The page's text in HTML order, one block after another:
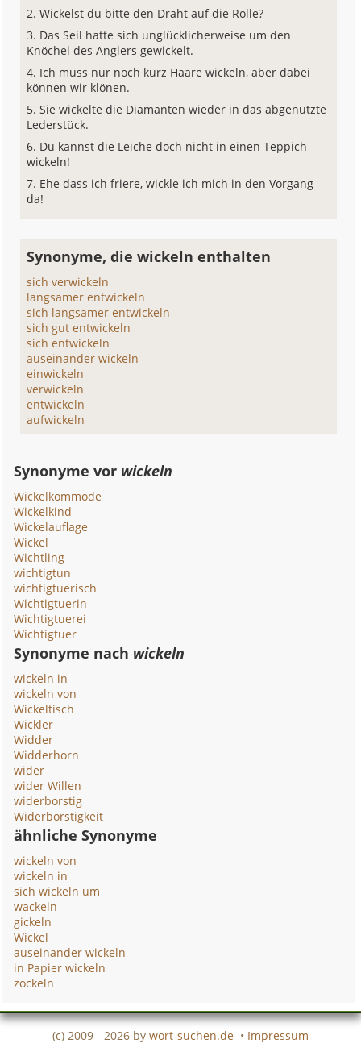
Wickelst du bitte den Draht auf die Rolle?
Das Seil hatte sich unglücklicherweise um den
Knöchel des Anglers gewickelt.
Ich muss nur noch kurz Haare wickeln, aber dabei
können wir klönen.
Sie wickelte die Diamanten wieder in das abgenutzte
Lederstück.
Du kannst die Leiche doch nicht in einen Teppich
wickeln!
Ehe dass ich friere, wickle ich mich in den Vorgang
da!
Synonyme, die wickeln enthalten
sich verwickeln
langsamer entwickeln
sich langsamer entwickeln
sich gut entwickeln
sich entwickeln
auseinander wickeln
einwickeln
verwickeln
entwickeln
aufwickeln
Synonyme vor wickeln
Wickelkommode
Wickelkind
Wickelauflage
Wickel
Wichtling
wichtigtun
wichtigtuerisch
Wichtigtuerin
Wichtigtuerei
Wichtigtuer
Synonyme nach wickeln
wickeln in
wickeln von
Wickeltisch
Wickler
Widder
Widderhorn
wider
wider Willen
widerborstig
Widerborstigkeit
ähnliche Synonyme
wickeln von
wickeln in
sich wickeln um
wackeln
gickeln
Wickel
auseinander wickeln
in Papier wickeln
zockeln
(c) 2009 - 2026 by wort-suchen.de • Impressum